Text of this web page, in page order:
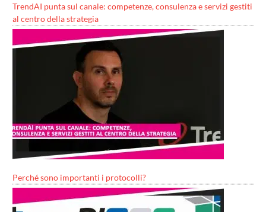
TrendAI punta sul canale: competenze, consulenza e servizi gestiti
al centro della strategia
Perché sono importanti i protocolli?